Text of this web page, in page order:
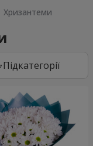
Підкатегорії